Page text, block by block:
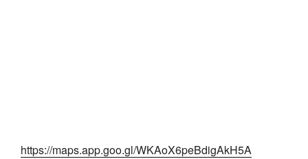
https://maps.app.goo.gl/WKAoX6peBdigAkH5A